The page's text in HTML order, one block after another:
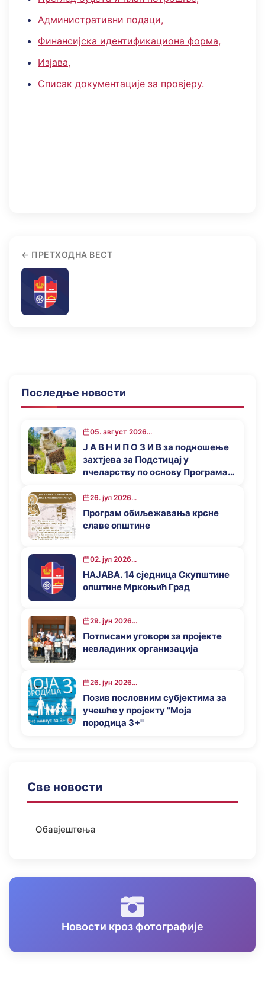
Административни подаци,
Финансијска идентификациона форма,
Изјава,
Списак документације за провјеру.
ПРЕТХОДНА ВЕСТ
Последње новости
05. август 2026...
Ј А В Н И П О З И В за подношење
захтјева за Подстицај у
пчеларству по основу Програма
општине Мркоњић Град у 2026.
години
26. јул 2026...
Програм обиљежавања крсне
славе општине
02. јул 2026...
НАЈАВА. 14 сједница Скупштине
општине Мркоњић Град
29. јун 2026...
Потписани уговори за пројекте
невладиних организација
26. јун 2026...
Позив пословним субјектима за
учешће у пројекту ''Моја
породица 3+''
Све новости
Обавјештења
Новости кроз фотографије